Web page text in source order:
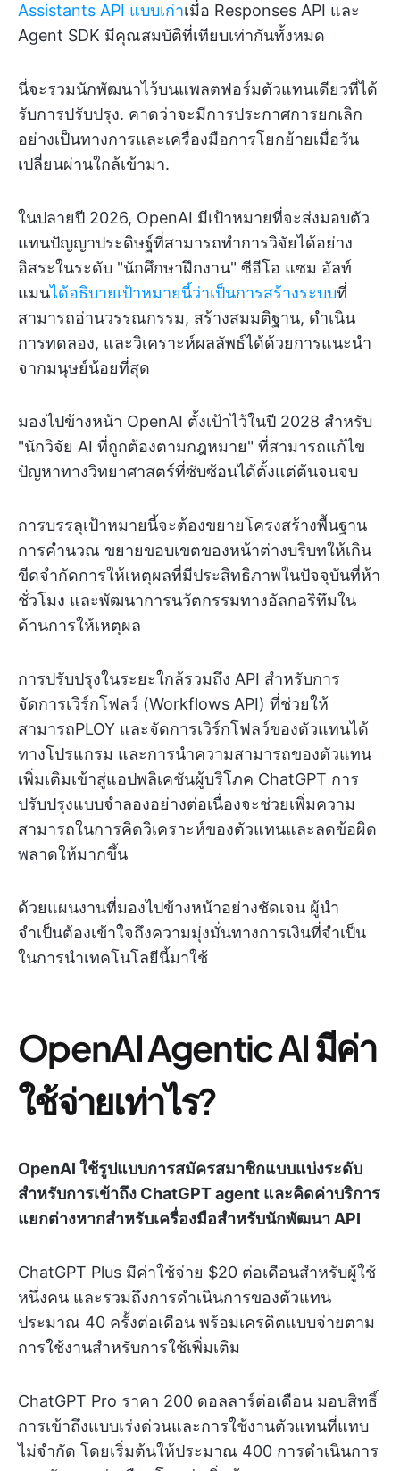
Assistants API แบบเก่าเมื่อ Responses API และ
Agent SDK มีคุณสมบัติที่เทียบเท่ากันทั้งหมด
นี่จะรวมนักพัฒนาไว้บนแพลตฟอร์มตัวแทนเดียวที่ได้
รับการปรับปรุง. คาดว่าจะมีการประกาศการยกเลิก
อย่างเป็นทางการและเครื่องมือการโยกย้ายเมื่อวัน
เปลี่ยนผ่านใกล้เข้ามา.
ในปลายปี 2026, OpenAI มีเป้าหมายที่จะส่งมอบตัว
แทนปัญญาประดิษฐ์ที่สามารถทำการวิจัยได้อย่าง
อิสระในระดับ "นักศึกษาฝึกงาน" ซีอีโอ แซม อัลท์
แมนได้อธิบายเป้าหมายนี้ว่าเป็นการสร้างระบบที่
สามารถอ่านวรรณกรรม, สร้างสมมติฐาน, ดำเนิน
การทดลอง, และวิเคราะห์ผลลัพธ์ได้ด้วยการแนะนำ
จากมนุษย์น้อยที่สุด
มองไปข้างหน้า OpenAI ตั้งเป้าไว้ในปี 2028 สำหรับ
"นักวิจัย AI ที่ถูกต้องตามกฎหมาย" ที่สามารถแก้ไข
ปัญหาทางวิทยาศาสตร์ที่ซับซ้อนได้ตั้งแต่ต้นจนจบ
การบรรลุเป้าหมายนี้จะต้องขยายโครงสร้างพื้นฐาน
การคำนวณ ขยายขอบเขตของหน้าต่างบริบทให้เกิน
ขีดจำกัดการให้เหตุผลที่มีประสิทธิภาพในปัจจุบันที่ห้า
ชั่วโมง และพัฒนาการนวัตกรรมทางอัลกอริทึมใน
ด้านการให้เหตุผล
การปรับปรุงในระยะใกล้รวมถึง API สำหรับการ
จัดการเวิร์กโฟลว์ (Workflows API) ที่ช่วยให้
สามารถPLOY และจัดการเวิร์กโฟลว์ของตัวแทนได้
ทางโปรแกรม และการนำความสามารถของตัวแทน
เพิ่มเติมเข้าสู่แอปพลิเคชันผู้บริโภค ChatGPT การ
ปรับปรุงแบบจำลองอย่างต่อเนื่องจะช่วยเพิ่มความ
สามารถในการคิดวิเคราะห์ของตัวแทนและลดข้อผิด
พลาดให้มากขึ้น
ด้วยแผนงานที่มองไปข้างหน้าอย่างชัดเจน ผู้นำ
จำเป็นต้องเข้าใจถึงความมุ่งมั่นทางการเงินที่จำเป็น
ในการนำเทคโนโลยีนี้มาใช้
OpenAI Agentic AI มีค่า
ใช้จ่ายเท่าไร?
OpenAI ใช้รูปแบบการสมัครสมาชิกแบบแบ่งระดับ
สำหรับการเข้าถึง ChatGPT agent และคิดค่าบริการ
แยกต่างหากสำหรับเครื่องมือสำหรับนักพัฒนา API
ChatGPT Plus มีค่าใช้จ่าย $20 ต่อเดือนสำหรับผู้ใช้
หนึ่งคน และรวมถึงการดำเนินการของตัวแทน
ประมาณ 40 ครั้งต่อเดือน พร้อมเครดิตแบบจ่ายตาม
การใช้งานสำหรับการใช้เพิ่มเติม
ChatGPT Pro ราคา 200 ดอลลาร์ต่อเดือน มอบสิทธิ์
การเข้าถึงแบบเร่งด่วนและการใช้งานตัวแทนที่แทบ
ไม่จำกัด โดยเริ่มต้นให้ประมาณ 400 การดำเนินการ